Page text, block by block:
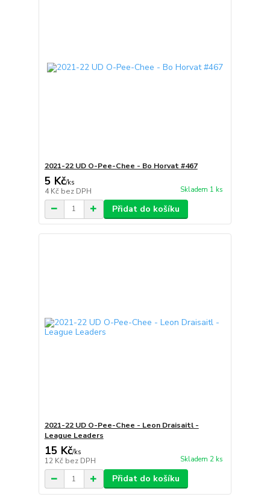
2021-22 UD O-Pee-Chee - Bo Horvat #467
5 Kč/ks
4 Kč bez DPH Skladem 1 ks
Přidat do košíku
2021-22 UD O-Pee-Chee - Leon Draisaitl -
League Leaders
15 Kč/ks
12 Kč bez DPH Skladem 2 ks
Přidat do košíku